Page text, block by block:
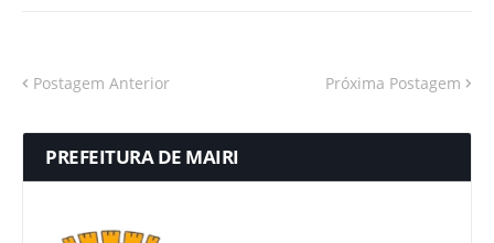
Postagem Anterior Próxima Postagem
PREFEITURA DE MAIRI